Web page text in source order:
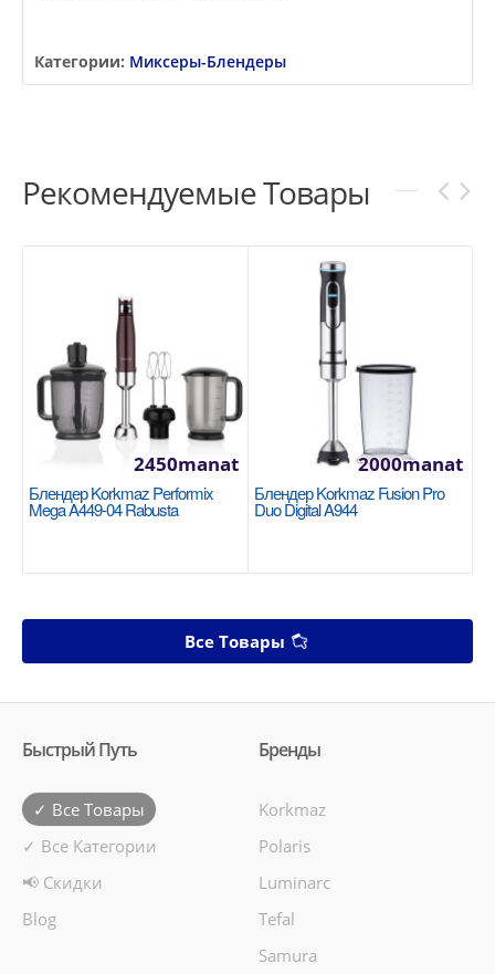
Категории: Миксеры-Блендеры
Рекомендуемые Товары
Блендер Korkmaz Performix
Mega A449-04 Rabusta
2450manat
Блендер Korkmaz Fusion Pro
Duo Digital A944
2000manat
Все Товары
Быстрый Путь
✓ Все Товары
✓ Все Категории
📢 Скидки
Blog
Бренды
Korkmaz
Polaris
Luminarc
Tefal
Samura